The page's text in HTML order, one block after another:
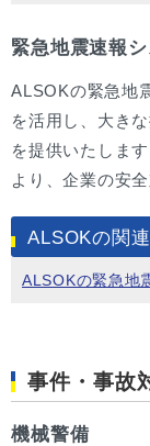
緊急地震速報
ALSOKの緊急地
を活用し、大き
を提供いたしま
より、企業の安
ALSOKの関
ALSOKの緊急地
事件・事故
機械警備